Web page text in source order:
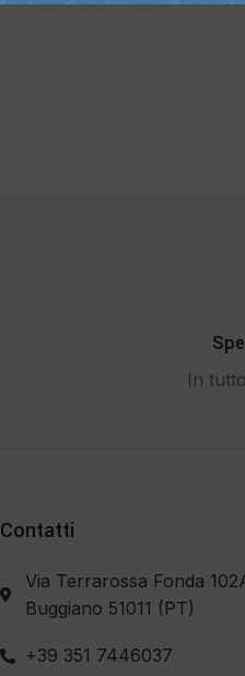
In
Contatti
Via Terrarossa Fonda
Buggiano 51011 (PT)
+39 351 7446037